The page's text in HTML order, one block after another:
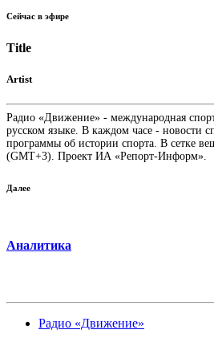
Сейчас в эфире
Title
Artist
Радио «Движение» - международная
русском языке. В каждом часе - новости
программы об истории спорта. В сетке
(GMT+3). Проект ИА «Репорт-Информ».
Далее
Аналитика
Радио «Движение»